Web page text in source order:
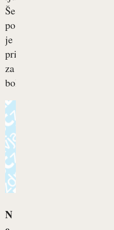
Še
posebej
je
priporočljiva
za
bolnike...
N